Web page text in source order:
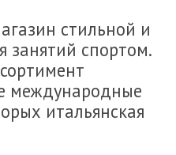
стильной и
спортом.
международные
итальянская